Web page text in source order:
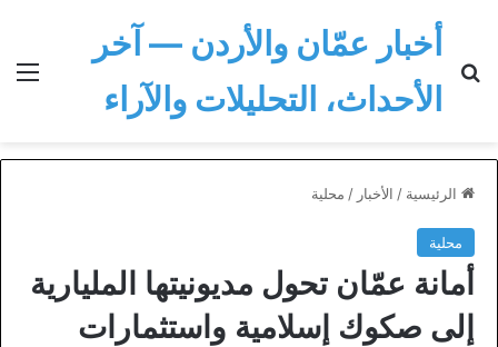
أخبار عمّان والأردن — آخر
الأحداث، التحليلات والآراء
الرئيسية / الأخبار / محلية
محلية
أمانة عمّان تحول مديونيتها المليارية
إلى صكوك إسلامية واستثمارات